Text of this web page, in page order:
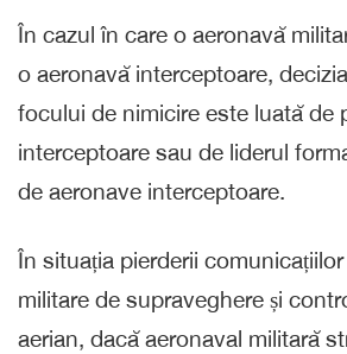
În cazul în care o aeronavă
o aeronavă interceptoare,
focului de nimicire este luată de
interceptoare sau de liderul
de aeronave interceptoare.
În situația pierderii
militare de supraveghere și
aerian, dacă aeronaval militară